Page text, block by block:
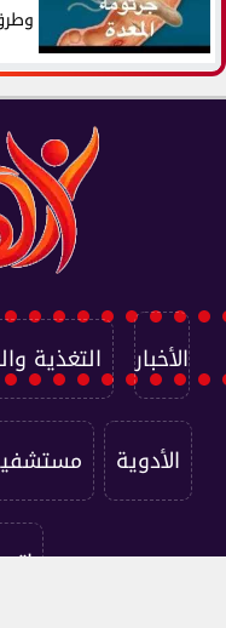
الأخبار التغذية
الأدوية